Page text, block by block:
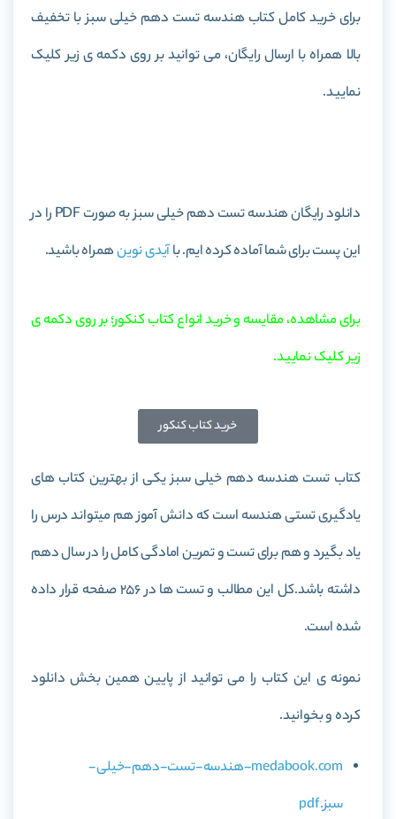
برای خرید کامل کتاب هندسه تست دهم خیلی سبز با تخفیف
بالا همراه با ارسال رایگان، می توانید بر روی دکمه ی زیر کلیک
نمایید.
دانلود رایگان هندسه تست دهم خیلی سبز به صورت PDF را در
این پست برای شما آماده کرده ایم. باآیدی نوینهمراه باشید.
برای مشاهده، مقایسه و خرید انواع کتاب کنکور؛ بر روی دکمه ی
زیر کلیک نمایید.
خرید کتاب کنکور
کتاب تست هندسه دهم خیلی سبز یکی از بهترین کتاب های
یادگیری تستی هندسه است که دانش آموز هم میتواند درس را
یاد بگیرد و هم برای تست و تمرین امادگی کامل را در سال دهم
داشته باشد.کل این مطالب و تست ها در 256 صفحه قرار داده
شده است.
نمونه ی این کتاب را می توانید از پایین همین بخش دانلود
کرده و بخوانید.
medabook.com-هندسه-تست-دهم-خیلی-
سبز.pdf